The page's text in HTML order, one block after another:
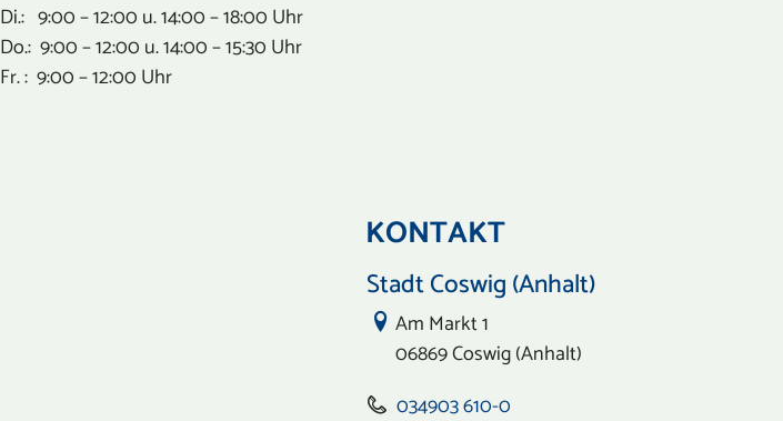
Di.: 9:00 – 12:00 u. 14:00 – 18:00 Uhr
Do.: 9:00 – 12:00 u. 14:00 – 15:30 Uhr
Fr. : 9:00 – 12:00 Uhr
KONTAKT
Stadt Coswig (Anhalt)
Link zur Google-Maps Navigation
Am Markt 1
06869 Coswig (Anhalt)
034903 610-0